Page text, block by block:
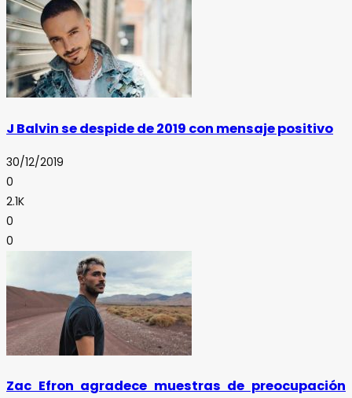
J Balvin se despide de 2019 con mensaje positivo
30/12/2019
0
2.1K
0
0
Zac Efron agradece muestras de preocupación